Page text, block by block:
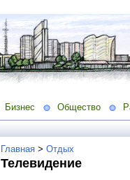
Бизнес Общество
Главная > Отдых
Телевидение